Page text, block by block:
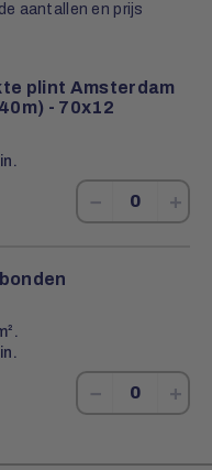
aantallen en prijs
plint Amsterdam
- 70x12
− +
− +